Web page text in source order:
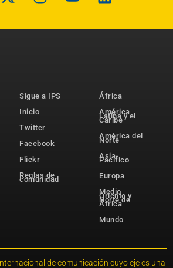
Sigue a IPS
Inicio
Twitter
Facebook
Flickr
Reglas de
comunidad
África
América
Latina y el
Caribe
América del
Norte
Asia-
Pacífico
Europa
Medio
Oriente y
Norte de
África
Mundo
de comunicación cuyo eje es una